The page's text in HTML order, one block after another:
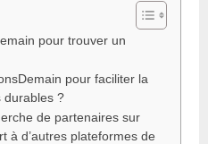
pour trouver un
pour faciliter la
durables ?
de partenaires sur
à d’autres plateformes de